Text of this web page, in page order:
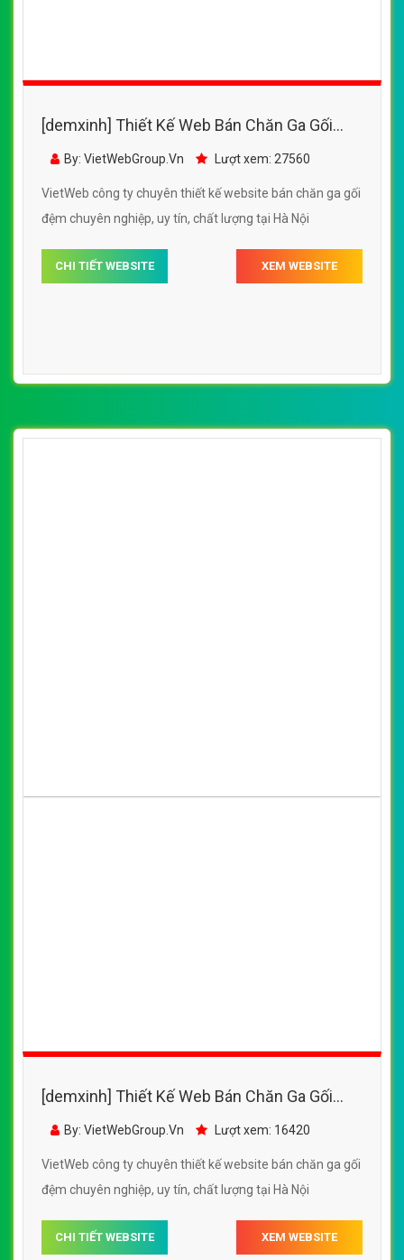
[demxinh] Thiết Kế Web Bán Chăn Ga Gối
Đệm Danco đẹp, chuyên nghiệp chuẩn SEO
By: VietWebGroup.Vn Lượt xem: 27560
VietWeb công ty chuyên thiết kế website bán chăn ga gối
đệm chuyên nghiệp, uy tín, chất lượng tại Hà Nội
CHI TIẾT WEBSITE XEM WEBSITE
[demxinh] Thiết Kế Web Bán Chăn Ga Gối
Đệm DEM đẹp, chuyên nghiệp chuẩn SEO
By: VietWebGroup.Vn Lượt xem: 16420
VietWeb công ty chuyên thiết kế website bán chăn ga gối
đệm chuyên nghiệp, uy tín, chất lượng tại Hà Nội
CHI TIẾT WEBSITE XEM WEBSITE